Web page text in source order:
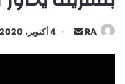
RA
أرسل 4 أكتوبر، 2020